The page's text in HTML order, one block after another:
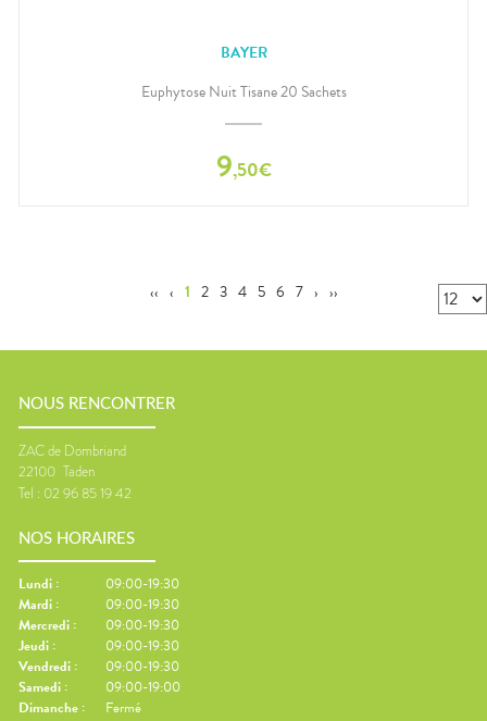
BAYER
Euphytose Nuit Tisane 20 Sachets
9,50€
‹‹ ‹ 1 2 3 4 5 6 7 › ››
NOUS RENCONTRER
ZAC de Dombriand
22100 Taden
Tel : 02 96 85 19 42
NOS HORAIRES
Lundi :
09:00-19:30
Mardi :
09:00-19:30
Mercredi :
09:00-19:30
Jeudi :
09:00-19:30
Vendredi :
09:00-19:30
Samedi :
09:00-19:00
Dimanche : Fermé